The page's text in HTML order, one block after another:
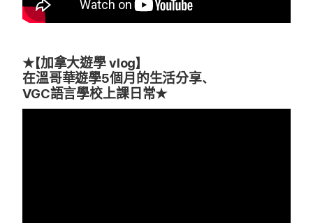
★【加拿大遊學 vlog】
在溫哥華遊學5個月的生活分享、
VGC語言學校上課日常★